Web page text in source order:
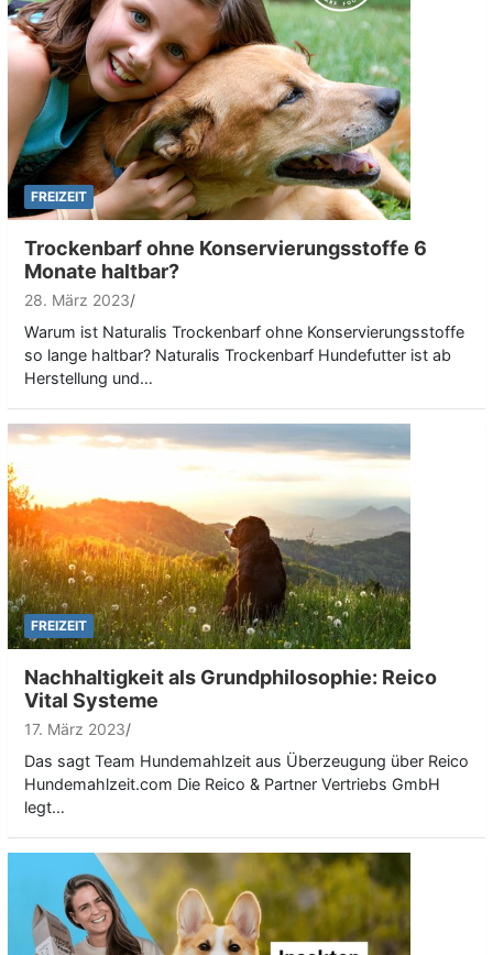
FREIZEIT
Trockenbarf ohne Konservierungsstoffe 6
Monate haltbar?
28. März 2023
Warum ist Naturalis Trockenbarf ohne Konservierungsstoffe
so lange haltbar? Naturalis Trockenbarf Hundefutter ist ab
Herstellung und…
FREIZEIT
Nachhaltigkeit als Grundphilosophie: Reico
Vital Systeme
17. März 2023
Das sagt Team Hundemahlzeit aus Überzeugung über Reico
Hundemahlzeit.com Die Reico & Partner Vertriebs GmbH
legt…